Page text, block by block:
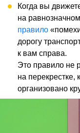
Когда вы
на
правило
дорогу
к вам справа.
Это правило не
на перекрестке,
организовано